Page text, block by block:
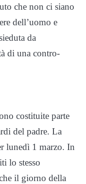
che non ci siano
dell’uomo e
da
di una contro-
costituite parte
del padre. La
lunedì 1 marzo. In
lo stesso
il giorno della